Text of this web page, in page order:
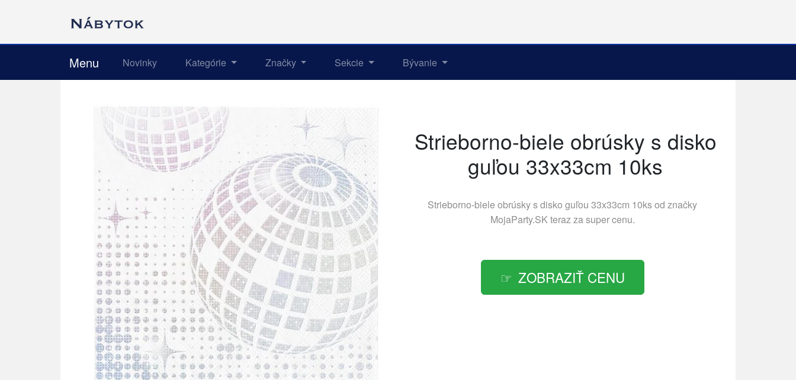
Menu Novinky Kategórie Značky Sekcie Bývanie
Strieborno-biele obrúsky s disko
guľou 33x33cm 10ks
Strieborno-biele obrúsky s disko guľou 33x33cm 10ks od značky
MojaParty.SKteraz za super cenu.
ZOBRAZIŤ CENU